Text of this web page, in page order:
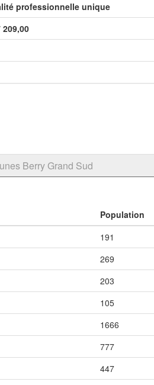
professionnelle unique
209,00
Berry Grand Sud
Population
191
269
203
105
1666
777
447